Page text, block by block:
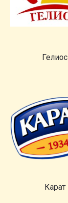
Гелиос
Карат